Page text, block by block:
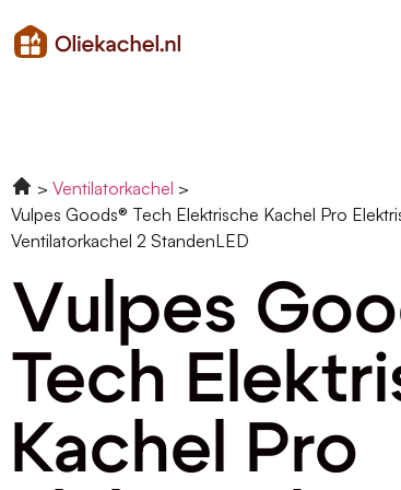
Ventilatorkachel
Vulpes Goods® Tech Elektrische Kachel Pro
Ventilatorkachel 2 StandenLED
Vulpes
Tech
Kachel Pro